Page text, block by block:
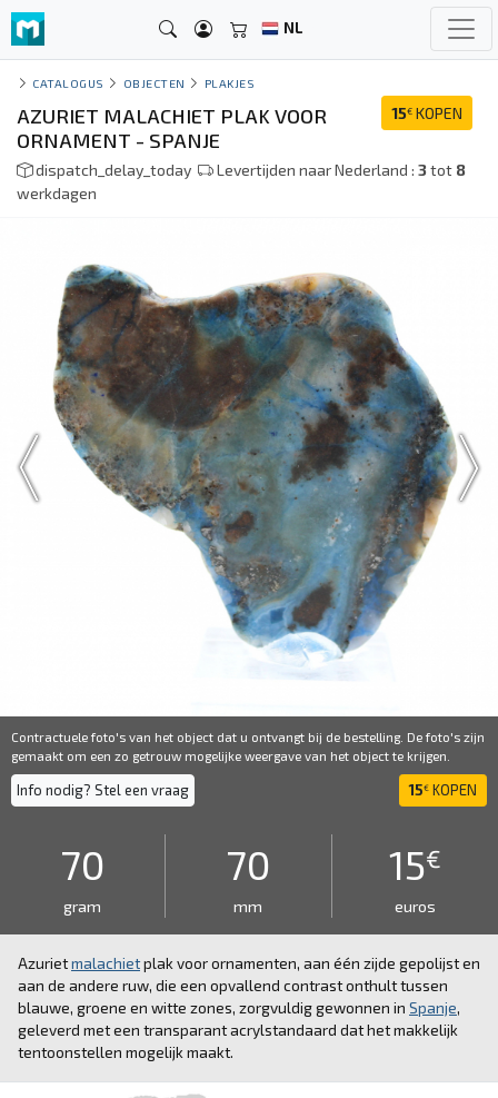
NL
CATALOGUS OBJECTEN PLAKJES
15€ KOPEN
AZURIET MALACHIET PLAK VOOR
ORNAMENT - SPANJE
dispatch_delay_today Levertijden naar Nederland : 3tot 8
werkdagen
Contractuele foto's van het object dat u ontvangt bij de bestelling. De foto's zijn
gemaakt om een ​​zo getrouw mogelijke weergave van het object te krijgen.
Info nodig? Stel een vraag 15€ KOPEN
70
gram
70
mm
15€
euros
Azurietmalachietplak voor ornamenten, aan één zijde gepolijst en
aan de andere ruw, die een opvallend contrast onthult tussen
blauwe, groene en witte zones, zorgvuldig gewonnen in Spanje,
geleverd met een transparant acrylstandaard dat het makkelijk
tentoonstellen mogelijk maakt.